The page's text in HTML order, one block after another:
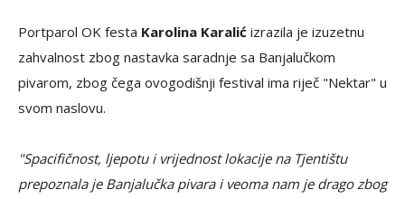
Portparol OK festa Karolina Karalić izrazila je izuzetnu
zahvalnost zbog nastavka saradnje sa Banjalučkom
pivarom, zbog čega ovogodišnji festival ima riječ "Nektar" u
svom naslovu.
"Spacifičnost, ljepotu i vrijednost lokacije na Tjentištu
prepoznala je Banjalučka pivara i veoma nam je drago zbog